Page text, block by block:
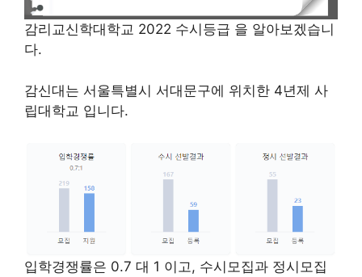
감리교신학대학교 2022 수시등급 을 알아보겠습니
다.
감신대는 서울특별시 서대문구에 위치한 4년제 사
립대학교 입니다.
입학경쟁률은 0.7 대 1 이고, 수시모집과 정시모집